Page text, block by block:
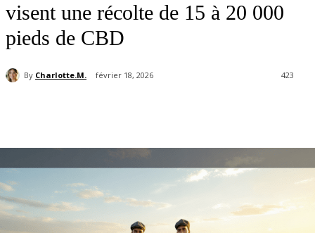
visent une récolte de 15 à 20 000
pieds de CBD
By Charlotte.M. février 18, 2026 423